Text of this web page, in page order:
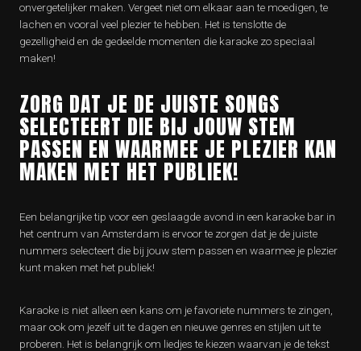
onvergetelijker maken. Vergeet niet om elkaar aan te moedigen, te
lachen en vooral veel plezier te hebben. Het is tenslotte de
gezelligheid en de gedeelde momenten die karaoke zo speciaal
maken!
ZORG DAT JE DE JUISTE SONGS
SELECTEERT DIE BIJ JOUW STEM
PASSEN EN WAARMEE JE PLEZIER KAN
MAKEN MET HET PUBLIEK!
Een belangrijke tip voor een geslaagde avond in een karaoke bar in
het centrum van Amsterdam is ervoor te zorgen dat je de juiste
nummers selecteert die bij jouw stem passen en waarmee je plezier
kunt maken met het publiek!
Karaoke is niet alleen een kans om je favoriete nummers te zingen,
maar ook om jezelf uit te dagen en nieuwe genres en stijlen uit te
proberen. Het is belangrijk om liedjes te kiezen waarvan je de tekst